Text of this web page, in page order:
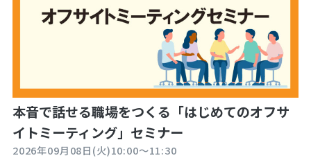
本音で話せる職場をつくる「はじめてのオフサ
イトミーティング」セミナー
2026年09月08日(火)10:00～11:30